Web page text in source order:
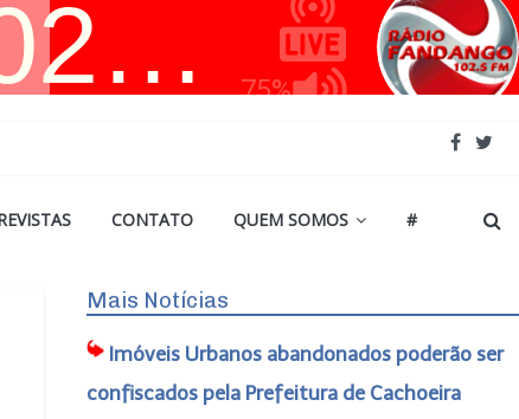
CONTATO QUEM SOMOS #
Mais Notícias
Imóveis Urbanos abandonados poderão ser
confiscados pela Prefeitura de Cachoeira